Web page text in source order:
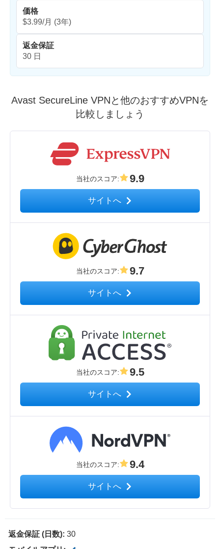
価格
$3.99/月 (3年)
返金保証
30 日
Avast SecureLine VPNと他のおすすめVPNを
比較しましょう
当社のスコア: 9.9
サイトへ
当社のスコア: 9.7
サイトへ
当社のスコア: 9.5
サイトへ
当社のスコア: 9.4
サイトへ
返金保証 (日数): 30